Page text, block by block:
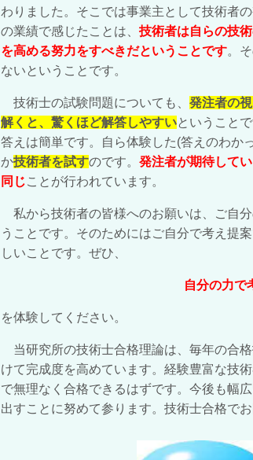
わりました。そこでは事業主として技術者
の業績で感じたことは、 技術者は自らの技
を高める努力をすべきだということです。
ないということです。
技術士の試験問題についても、 発注者の
解くと、驚くほど解答しやすいということ
答えは簡単です。自ら体験した(答えのわか
か技術者を試すのです。 発注者が期待して
同じことが行われています。
私から技術者の皆様へのお願いは、ご自
うことです。そのためにはご自分で考え提
しいことです。ぜひ、
自分の力で
を体験してください。
当研究所の技術士合格理論は、毎年の合
けて完成度を高めています。経験豊富な技
で無理なく合格できるはずです。今後も幅
出すことに努めて参ります。技術士合格で